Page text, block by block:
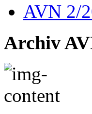
AVN 2/
Archiv